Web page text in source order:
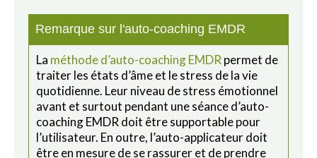
Remarque sur l'auto-coaching EMDR
La méthode d’auto-coaching EMDR permet de
traiter les états d’âme et le stress de la vie
quotidienne. Leur niveau de stress émotionnel
avant et surtout pendant une séance d’auto-
coaching EMDR doit être supportable pour
l’utilisateur. En outre, l’auto-applicateur doit
être en mesure de se rassurer et de prendre